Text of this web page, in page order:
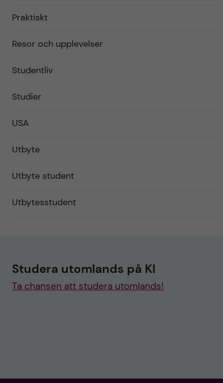
Praktiskt
Resor och upplevelser
Studentliv
Studier
USA
Utbyte
Utbyte student
Utbytesstudent
Studera utomlands på KI
Ta chansen att studera utomlands!